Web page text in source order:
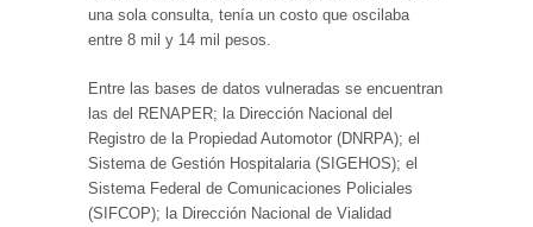
una sola consulta, tenía un costo que oscilaba
entre 8 mil y 14 mil pesos.
Entre las bases de datos vulneradas se encuentran
las del RENAPER; la Dirección Nacional del
Registro de la Propiedad Automotor (DNRPA); el
Sistema de Gestión Hospitalaria (SIGEHOS); el
Sistema Federal de Comunicaciones Policiales
(SIFCOP); la Dirección Nacional de Vialidad